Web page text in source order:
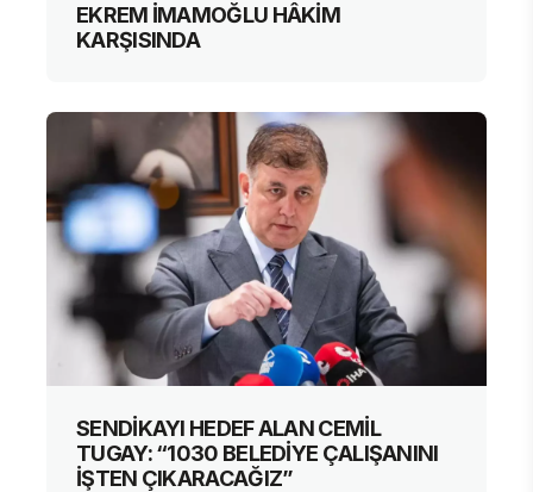
EKREM İMAMOĞLU HÂKİM
KARŞISINDA
SENDİKAYI HEDEF ALAN CEMİL
TUGAY: “1030 BELEDİYE ÇALIŞANINI
İŞTEN ÇIKARACAĞIZ”